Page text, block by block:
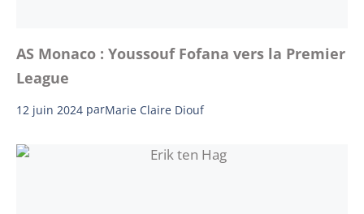
AS Monaco : Youssouf Fofana vers la Premier
League
12 juin 2024 parMarie Claire Diouf